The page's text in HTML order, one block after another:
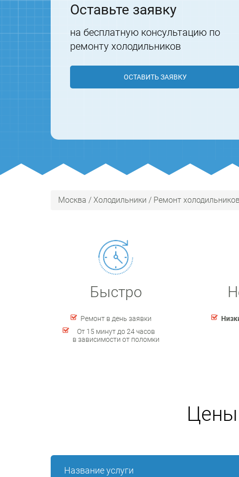
Оставьте заявку
на бесплатную консультацию по
ремонту холодильников
ОСТАВИТЬ ЗАЯВКУ
Москва / Холодильники / Ремонт
Быстро
Ремонт в день заявки
От 15 минут до 24 часов
в зависимости от поломки
Цены
Название услуги